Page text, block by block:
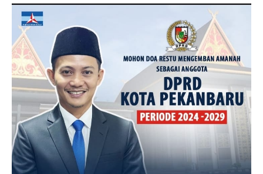
BAPAK ACHMAD FAISAL REZ